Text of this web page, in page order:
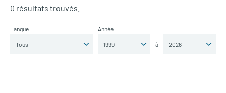
0 résultats trouvés.
Langue Année
à